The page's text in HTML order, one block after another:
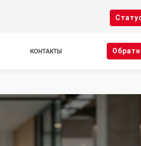
КОНТАКТЫ